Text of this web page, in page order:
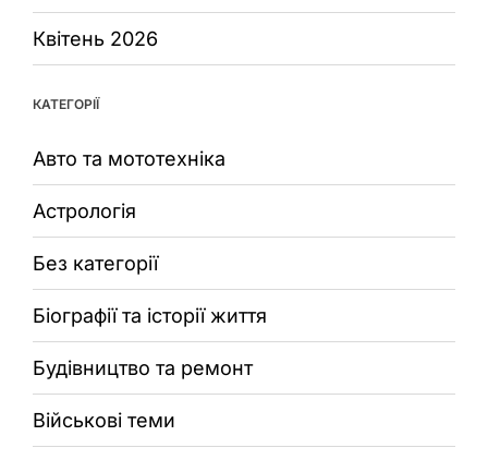
Квітень 2026
КАТЕГОРІЇ
Авто та мототехніка
Астрологія
Без категорії
Біографії та історії життя
Будівництво та ремонт
Військові теми